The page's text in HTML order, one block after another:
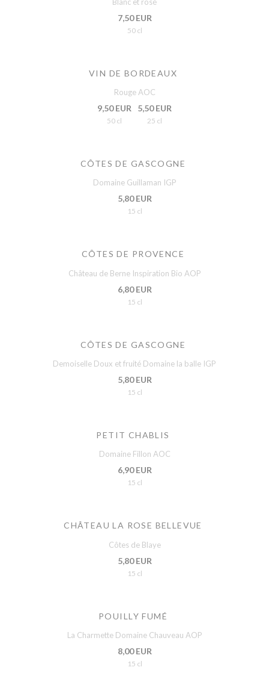
7,50 EUR
50 cl
VIN DE BORDEAUX
Rouge AOC
9,50 EUR
50 cl
5,50 EUR
25 cl
CÔTES DE GASCOGNE
Domaine Guillaman IGP
5,80 EUR
15 cl
CÔTES DE PROVENCE
Château de Berne Inspiration Bio AOP
6,80 EUR
15 cl
CÔTES DE GASCOGNE
Demoiselle Doux et fruité Domaine la balle IGP
5,80 EUR
15 cl
PETIT CHABLIS
Domaine Fillon AOC
6,90 EUR
15 cl
CHÂTEAU LA ROSE BELLEVUE
Côtes de Blaye
5,80 EUR
15 cl
POUILLY FUMÉ
La Charmette Domaine Chauveau AOP
8,00 EUR
15 cl